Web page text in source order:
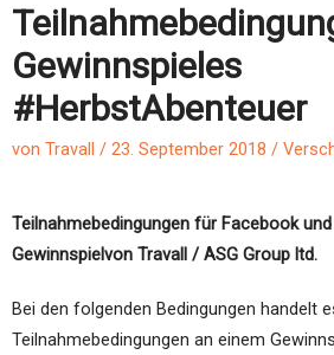
Gewinnspieles
#HerbstAbenteuer
von Travall / 23. September 2018 /
Teilnahmebedingungen für Facebook
Gewinnspielvon Travall / ASG Group ltd.
Bei den folgenden Bedingungen handelt
Teilnahmebedingungen an einem